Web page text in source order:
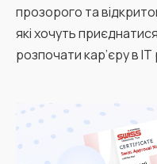
прозорого та
які хочуть
розпочати кар’єру в IT